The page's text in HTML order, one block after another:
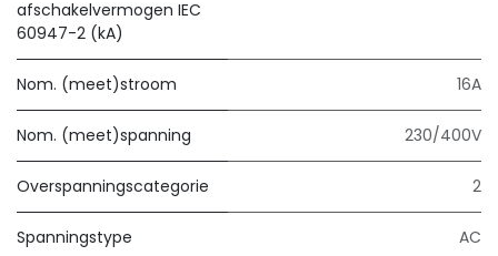
afschakelvermogen IEC
60947-2 (kA)
Nom. (meet)stroom 16A
Nom. (meet)spanning 230/400V
Overspanningscategorie 2
Spanningstype AC